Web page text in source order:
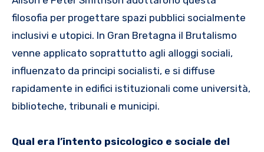
filosofia per progettare spazi pubblici socialmente
inclusivi e utopici. In Gran Bretagna il Brutalismo
venne applicato soprattutto agli alloggi sociali,
influenzato da principi socialisti, e si diffuse
rapidamente in edifici istituzionali come università,
biblioteche, tribunali e municipi.
Qual era l’intento psicologico e sociale del